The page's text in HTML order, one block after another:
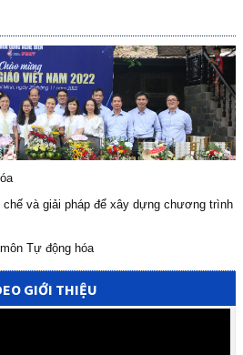
chế và giải pháp để xây dựng chương trình
Tự động hóa
GIỚI THIỆU